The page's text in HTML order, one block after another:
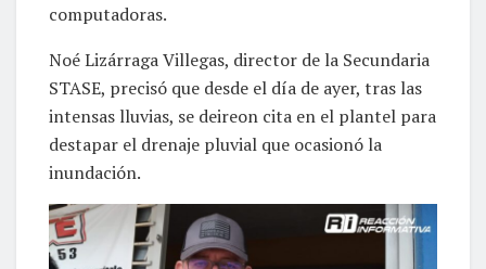
computadoras.
Noé Lizárraga Villegas, director de la Secundaria
STASE, precisó que desde el día de ayer, tras las
intensas lluvias, se deireon cita en el plantel para
destapar el drenaje pluvial que ocasionó la
inundación.